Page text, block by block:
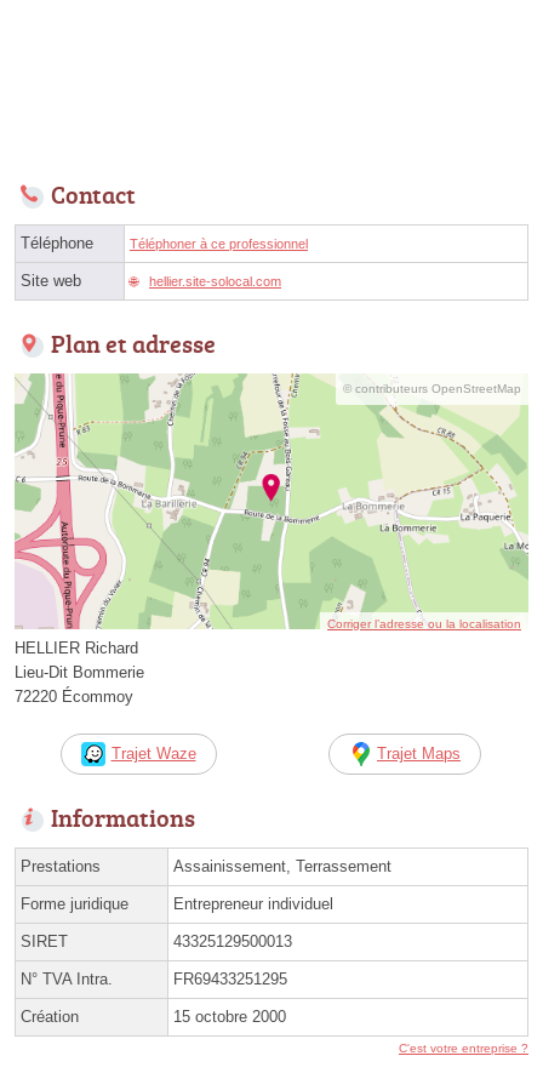
Contact
Téléphone Téléphoner à ce professionnel
Site web hellier.site-solocal.com
Plan et adresse
© contributeurs OpenStreetMap
Corriger l’adresse ou la localisation
HELLIER Richard
Lieu-Dit Bommerie
72220 Écommoy
Trajet Waze Trajet Maps
Informations
Prestations Assainissement, Terrassement
Forme juridique Entrepreneur individuel
SIRET 43325129500013
N° TVA Intra. FR69433251295
Création 15 octobre 2000
C'est votre entreprise ?